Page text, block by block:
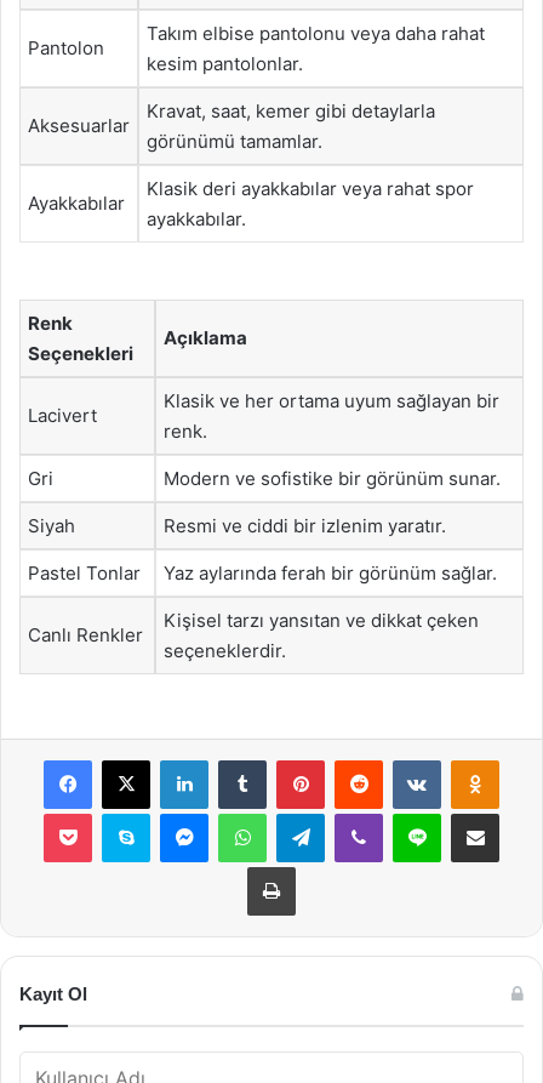
Pantolon
Takım elbise pantolonu veya daha rahat
kesim pantolonlar.
Aksesuarlar
Kravat, saat, kemer gibi detaylarla
görünümü tamamlar.
Ayakkabılar
Klasik deri ayakkabılar veya rahat spor
ayakkabılar.
Renk
Seçenekleri
Açıklama
Lacivert
Klasik ve her ortama uyum sağlayan bir
renk.
Gri Modern ve sofistike bir görünüm sunar.
Siyah Resmi ve ciddi bir izlenim yaratır.
Pastel Tonlar Yaz aylarında ferah bir görünüm sağlar.
Canlı Renkler
Kişisel tarzı yansıtan ve dikkat çeken
seçeneklerdir.
Facebook
X LinkedInTumblr PinterestReddit VKontakte
Pocket Skype MessengerWhatsAppTelegramViber Line E-Posta ile
Yazdır
Kayıt Ol